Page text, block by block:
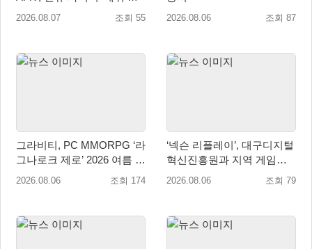
림존’ 업데이트
2026.08.07 조회 55 2026.08.06 조회 87
그라비티, PC MMORPG ‘라
그나로크 제로’ 2026 여름 프
로모션 진행!
2026.08.06 조회 174
‘넥슨 리플레이’, 대구디지털
혁신진흥원과 지역 게임산
업 육성 위한 업무협약 체결
2026.08.06 조회 79